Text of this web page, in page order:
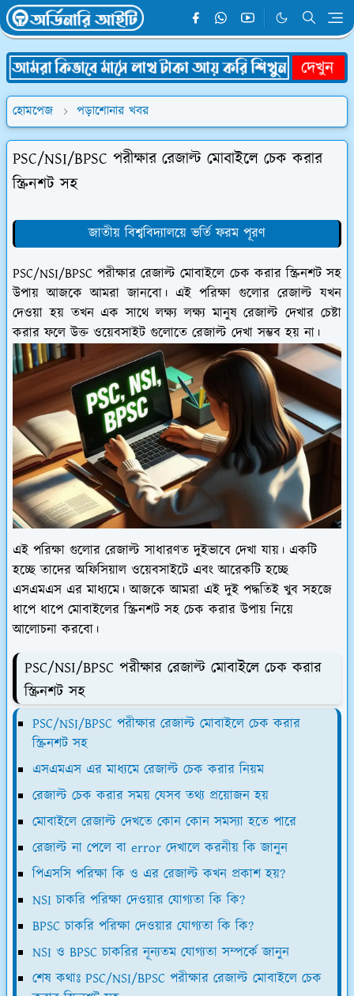
হোমপেজ পড়াশোনার খবর
PSC/NSI/BPSC পরীক্ষার রেজাল্ট মোবাইলে চেক করার
স্ক্রিনশট সহ
জাতীয় বিশ্ববিদ্যালয়ে ভর্তি ফরম পূরণ
PSC/NSI/BPSC পরীক্ষার রেজাল্ট মোবাইলে চেক করার স্ক্রিনশট সহ
উপায় আজকে আমরা জানবো। এই পরিক্ষা গুলোর রেজাল্ট যখন
দেওয়া হয় তখন এক সাথে লক্ষ্য লক্ষ্য মানুষ রেজাল্ট দেখার চেষ্টা
করার ফলে উক্ত ওয়েবসাইট গুলোতে রেজাল্ট দেখা সম্ভব হয় না।
এই পরিক্ষা গুলোর রেজাল্ট সাধারণত দুইভাবে দেখা যায়। একটি
হচ্ছে তাদের অফিসিয়াল ওয়েবসাইটে এবং আরেকটি হচ্ছে
এসএমএস এর মাধ্যমে। আজকে আমরা এই দুই পদ্ধতিই খুব সহজে
ধাপে ধাপে মোবাইলের স্ক্রিনশট সহ চেক করার উপায় নিয়ে
আলোচনা করবো।
PSC/NSI/BPSC পরীক্ষার রেজাল্ট মোবাইলে চেক করার
স্ক্রিনশট সহ
PSC/NSI/BPSC পরীক্ষার রেজাল্ট মোবাইলে চেক করার
স্ক্রিনশট সহ
এসএমএস এর মাধ্যমে রেজাল্ট চেক করার নিয়ম
রেজাল্ট চেক করার সময় যেসব তথ্য প্রয়োজন হয়
মোবাইলে রেজাল্ট দেখতে কোন কোন সমস্যা হতে পারে
রেজাল্ট না পেলে বা error দেখালে করনীয় কি জানুন
পিএসসি পরিক্ষা কি ও এর রেজাল্ট কখন প্রকাশ হয়?
NSI চাকরি পরিক্ষা দেওয়ার যোগ্যতা কি কি?
BPSC চাকরি পরিক্ষা দেওয়ার যোগ্যতা কি কি?
NSI ও BPSC চাকরির নূন্যতম যোগ্যতা সম্পর্কে জানুন
শেষ কথাঃ PSC/NSI/BPSC পরীক্ষার রেজাল্ট মোবাইলে চেক